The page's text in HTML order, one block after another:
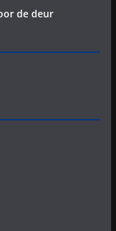
de deur